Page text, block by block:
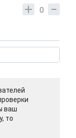
0
ваш
то